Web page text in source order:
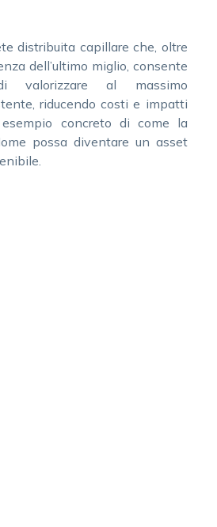
distribuita capillare che, oltre
dell’ultimo miglio, consente
valorizzare al massimo
riducendo costi e impatti
concreto di come la
possa diventare un asset